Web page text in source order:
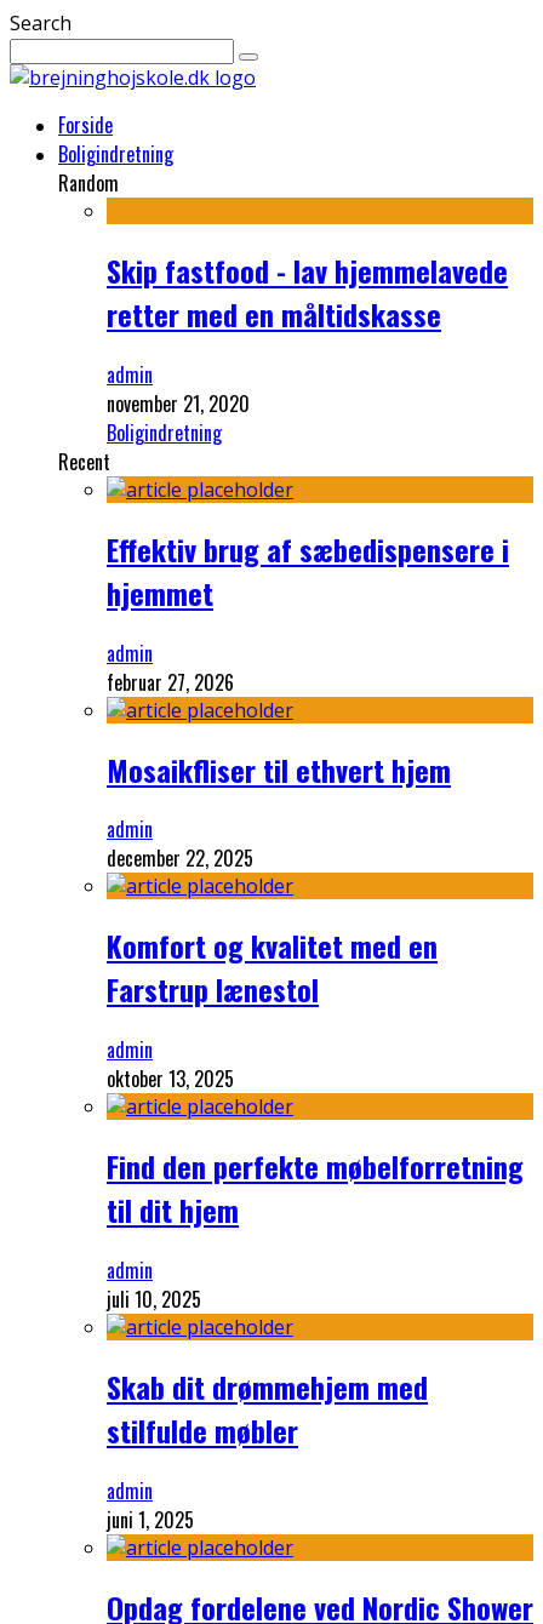
Search
Forside
Boligindretning
Random
Skip fastfood - lav hjemmelavede
retter med en måltidskasse
admin
november 21, 2020
Boligindretning
Recent
Effektiv brug af sæbedispensere i
hjemmet
admin
februar 27, 2026
Mosaikfliser til ethvert hjem
admin
december 22, 2025
Komfort og kvalitet med en
Farstrup lænestol
admin
oktober 13, 2025
Find den perfekte møbelforretning
til dit hjem
admin
juli 10, 2025
Skab dit drømmehjem med
stilfulde møbler
admin
juni 1, 2025
Opdag fordelene ved Nordic Shower